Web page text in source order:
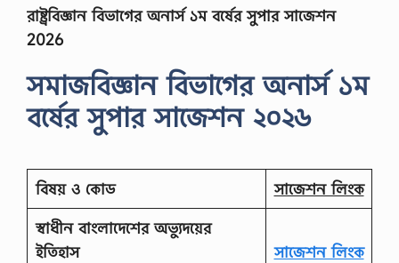
রাষ্ট্রবিজ্ঞান বিভাগের অনার্স ১ম বর্ষের সুপার সাজেশন
2026
সমাজবিজ্ঞান বিভাগের অনার্স ১ম
বর্ষের সুপার সাজেশন ২০২৬
বিষয় ও কোড
সাজেশন লিংক
স্বাধীন বাংলাদেশের অভ্যুদয়ের
ইতিহাস
সাজেশন লিংক